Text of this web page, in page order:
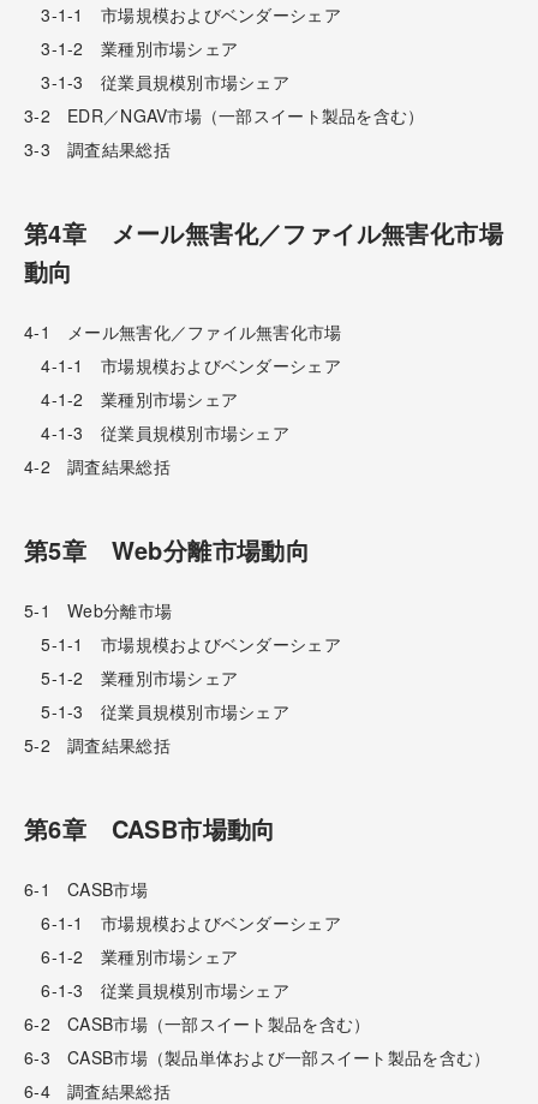
3-1-1 市場規模およびベンダーシェア
3-1-2 業種別市場シェア
3-1-3 従業員規模別市場シェア
3-2 EDR／NGAV市場（一部スイート製品を含む）
3-3 調査結果総括
第4章 メール無害化／ファイル無害化市場
動向
4-1 メール無害化／ファイル無害化市場
4-1-1 市場規模およびベンダーシェア
4-1-2 業種別市場シェア
4-1-3 従業員規模別市場シェア
4-2 調査結果総括
第5章 Web分離市場動向
5-1 Web分離市場
5-1-1 市場規模およびベンダーシェア
5-1-2 業種別市場シェア
5-1-3 従業員規模別市場シェア
5-2 調査結果総括
第6章 CASB市場動向
6-1 CASB市場
6-1-1 市場規模およびベンダーシェア
6-1-2 業種別市場シェア
6-1-3 従業員規模別市場シェア
6-2 CASB市場（一部スイート製品を含む）
6-3 CASB市場（製品単体および一部スイート製品を含む）
6-4 調査結果総括